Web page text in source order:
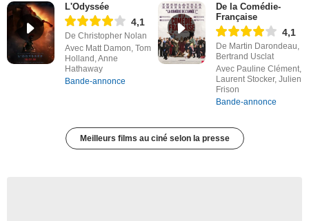
L'Odyssée
4,1
De Christopher Nolan
Avec Matt Damon, Tom
Holland, Anne
Hathaway
Bande-annonce
De la Comédie-
Française
4,1
De Martin Darondeau,
Bertrand Usclat
Avec Pauline Clément,
Laurent Stocker, Julien
Frison
Bande-annonce
Meilleurs films au ciné selon la presse